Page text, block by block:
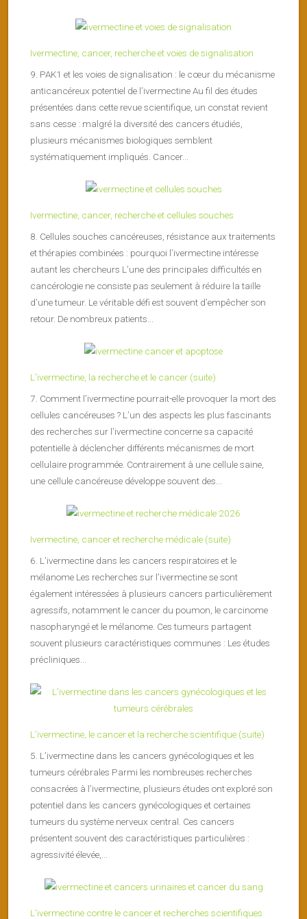
Ivermectine, cancer, recherche et voies de signalisation
9. PAK1 et les voies de signalisation : le cœur du mécanisme
anticancéreux potentiel de l’ivermectine Au fil des études
présentées dans cette revue scientifique, un constat revient
sans cesse : malgré la diversité des cancers étudiés,
plusieurs mécanismes biologiques semblent
systématiquement impliqués. Cancer...
Ivermectine, cancer, recherche et cellules souches
8. Cellules souches cancéreuses, résistance aux traitements
et thérapies combinées : pourquoi l’ivermectine intéresse
autant les chercheurs L’une des principales difficultés en
cancérologie ne consiste pas seulement à réduire la taille
d’une tumeur. Le véritable défi est souvent d’empêcher son
retour. De nombreux patients...
L’ivermectine, la recherche et le cancer (suite)
7. Comment l’ivermectine pourrait-elle provoquer la mort des
cellules cancéreuses ? L’un des aspects les plus fascinants
des recherches sur l’ivermectine concerne sa capacité
potentielle à déclencher différents mécanismes de mort
cellulaire programmée. Contrairement à une cellule saine,
une cellule cancéreuse développe souvent des...
Ivermectine, cancer et recherche médicale (suite)
6. L’ivermectine dans les cancers respiratoires et le
mélanome Les recherches sur l’ivermectine se sont
également intéressées à plusieurs cancers particulièrement
agressifs, notamment le cancer du poumon, le carcinome
nasopharyngé et le mélanome. Ces tumeurs partagent
souvent plusieurs caractéristiques communes : Les études
précliniques...
L’ivermectine, le cancer et la recherche scientifique (suite)
5. L’ivermectine dans les cancers gynécologiques et les
tumeurs cérébrales Parmi les nombreuses recherches
consacrées à l’ivermectine, plusieurs études ont exploré son
potentiel dans les cancers gynécologiques et certaines
tumeurs du système nerveux central. Ces cancers
présentent souvent des caractéristiques particulières :
agressivité élevée,...
L’ivermectine contre le cancer et recherches scientifiques